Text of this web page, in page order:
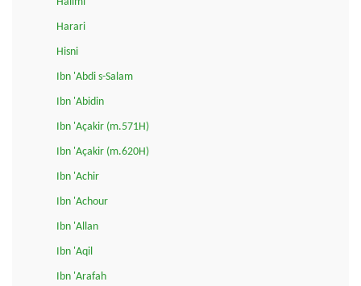
Harari
Hisni
Ibn 'Abdi s-Salam
Ibn 'Abidin
Ibn 'Açakir (m.571H)
Ibn 'Açakir (m.620H)
Ibn 'Achir
Ibn 'Achour
Ibn 'Allan
Ibn 'Aqil
Ibn 'Arafah